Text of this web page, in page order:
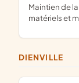
maintien de la solidarité et défense des intérêts
matériels et
DIENVILLE